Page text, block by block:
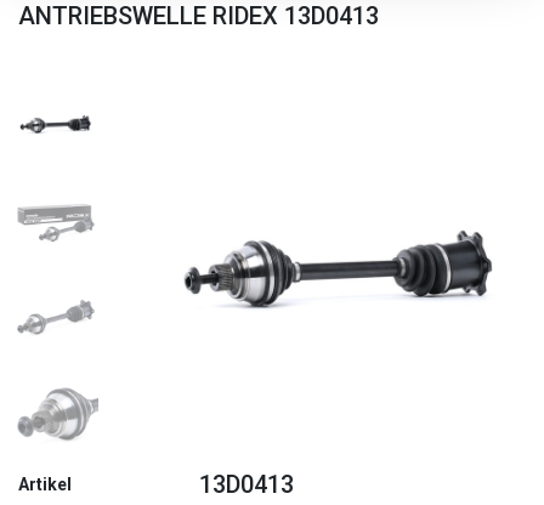
ANTRIEBSWELLE RIDEX 13D0413
Zurück
Artikel 13D0413